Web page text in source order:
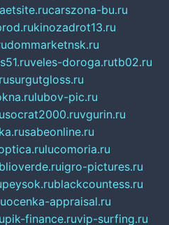
carszona-bu.ru
kinozadrot13.ru
dommarketnsk.ru
veles-doroga.rutb02.ru
surgutgloss.ru
lubov-pic.ru
socrat2000.ruvgurin.ru
sabeonline.ru
lucomoria.ru
igro-pictures.ru
peysok.rublackcountess.ru
ocenka-appraisal.ru
pik-finance.ruvip-surfing.ru